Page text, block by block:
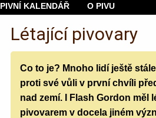
BeerWeb
PIVNÍ KALENDÁŘ O PIVU
Létající pivovary
Co to je? Mnoho lidí ještě
proti své vůli v první chvíli
nad zemí. I Flash Gordon měl
pivovarem v docela jiném